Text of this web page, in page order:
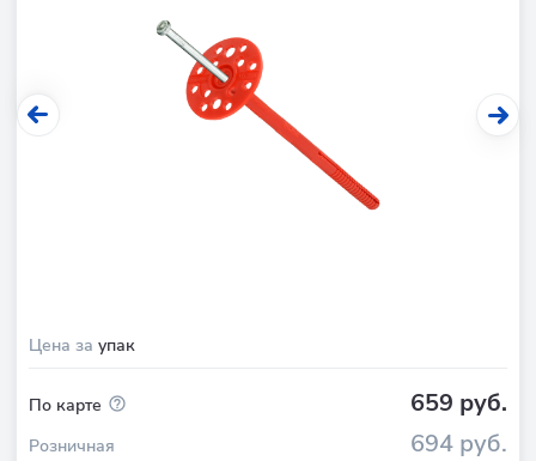
Цена за упак
По карте 659 руб.
Розничная 694 руб.